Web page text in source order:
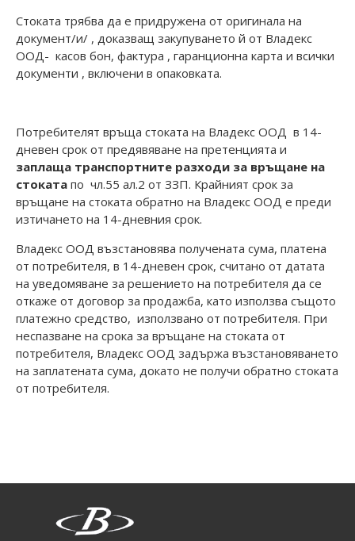
Стоката трябва да е придружена от оригинала на
документ/и/ , доказващ закупуването й от Владекс
ООД- касов бон, фактура , гаранционна карта и всички
документи , включени в опаковката.
Потребителят връща стоката на Владекс ООД в 14-
дневен срок от предявяване на претенцията и
заплаща транспортните разходи за връщане на
стоката по чл.55 ал.2 от ЗЗП. Крайният срок за
връщане на стоката обратно на Владекс ООД е преди
изтичането на 14-дневния срок.
Владекс ООД възстановява получената сума, платена
от потребителя, в 14-дневен срок, считано от датата
на уведомяване за решението на потребителя да се
откаже от договор за продажба, като използва същото
платежно средство, използвано от потребителя. При
неспазване на срока за връщане на стоката от
потребителя, Владекс ООД задържа възстановяването
на заплатената сума, докато не получи обратно стоката
от потребителя.